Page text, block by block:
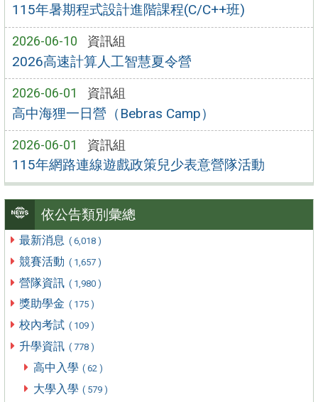
115年暑期程式設計進階課程(C/C++班)
2026-06-10 資訊組
2026高速計算人工智慧夏令營
2026-06-01 資訊組
高中海狸一日營（Bebras Camp）
2026-06-01 資訊組
115年網路連線遊戲政策兒少表意營隊活動
依公告類別彙總
最新消息 ( 6,018 )
競賽活動 ( 1,657 )
營隊資訊 ( 1,980 )
獎助學金 ( 175 )
校內考試 ( 109 )
升學資訊 ( 778 )
高中入學 ( 62 )
大學入學 ( 579 )